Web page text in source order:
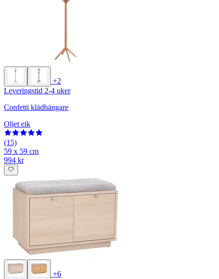
+2
Leveringstid 2-4 uker
Confetti klädhängare
Oljet eik
(15)
59 x 59 cm
994 kr
+6